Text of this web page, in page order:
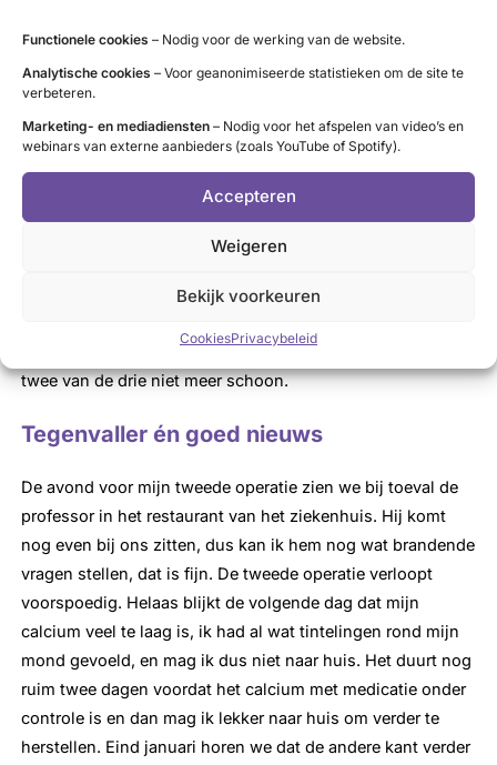
Functionele cookies – Nodig voor de werking van de website.
Analytische cookies – Voor geanonimiseerde statistieken om de site te
verbeteren.
Marketing- en mediadiensten – Nodig voor het afspelen van video’s en
webinars van externe aanbieders (zoals YouTube of Spotify).
Accepteren
Weigeren
Bekijk voorkeuren
CookiesPrivacybeleid
patholoog erbij kort hebben bekeken, die niet kon
uitsluiten dat het misschien goedaardig is en dus hebben
ze besloten nu nog niet de hele schildklier te verwijderen.
Het is wachten op de resultaten van het uitgebreide
pathologisch onderzoek, waarschijnlijk eind volgende
week. Helaas laat die uitslag iets langer op zich wachten
en begin december krijg ik eindelijk te horen wat er nu
precies aan de hand is. Het is medullair schildklierkanker,
van de schildklier te verwijderen en de aangrenzende
operatie waren er al lymfen meegenomen en helaas zijn
twee van de drie niet meer schoon.
Tegenvaller én goed nieuws
De avond voor mijn tweede operatie zien we bij toeval de
professor in het restaurant van het ziekenhuis. Hij komt
nog even bij ons zitten, dus kan ik hem nog wat brandende
vragen stellen, dat is fijn. De tweede operatie verloopt
voorspoedig. Helaas blijkt de volgende dag dat mijn
calcium veel te laag is, ik had al wat tintelingen rond mijn
mond gevoeld, en mag ik dus niet naar huis. Het duurt nog
ruim twee dagen voordat het calcium met medicatie onder
controle is en dan mag ik lekker naar huis om verder te
herstellen. Eind januari horen we dat de andere kant verder